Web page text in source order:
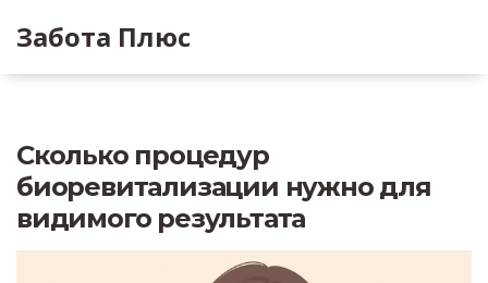
Забота Плюс
Сколько процедур
биоревитализации нужно для
видимого результата